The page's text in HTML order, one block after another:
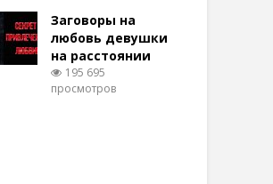
Заговоры на
любовь девушки
на расстоянии
195 695
просмотров